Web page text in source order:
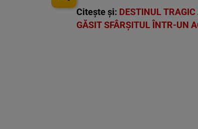
Citește și: DESTINUL
GĂSIT SFÂRȘITUL ÎNTR-UN